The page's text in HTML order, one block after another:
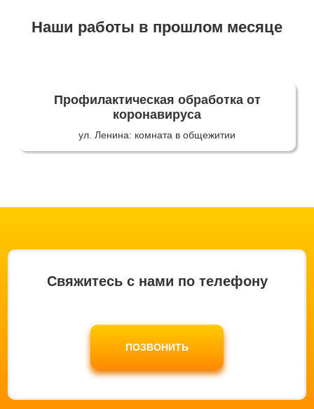
Наши работы в прошлом месяце
Профилактическая обработка от
коронавируса
ул. Ленина: комната в общежитии
Свяжитесь с нами по телефону
ПОЗВОНИТЬ